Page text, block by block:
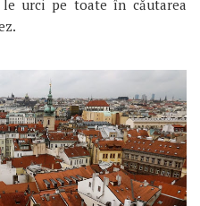
urci pe toate în căutarea